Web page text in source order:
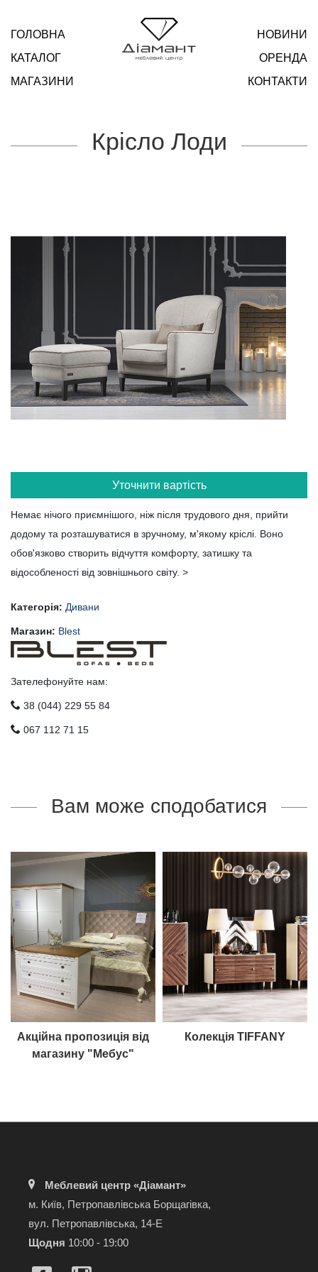
ГОЛОВНА
КАТАЛОГ
МАГАЗИНИ
НОВИНИ
ОРЕНДА
КОНТАКТИ
Крісло Лоди
Уточнити вартість
Немає нічого приємнішого, ніж після трудового дня, прийти
додому та розташуватися в зручному, м'якому кріслі. Воно
обов'язково створить відчуття комфорту, затишку та
відособленості від зовнішнього світу. >
Категорія: Дивани
Магазин: Blest
Зателефонуйте нам:
38 (044) 229 55 84
067 112 71 15
Вам може сподобатися
Акційна пропозиція від
магазину "Мебус"
Колекція TIFFANY
Меблевий центр «Діамант»
м. Київ, Петропавлівська Борщагівка,
вул. Петропавлівська, 14-Е
Щодня 10:00 - 19:00